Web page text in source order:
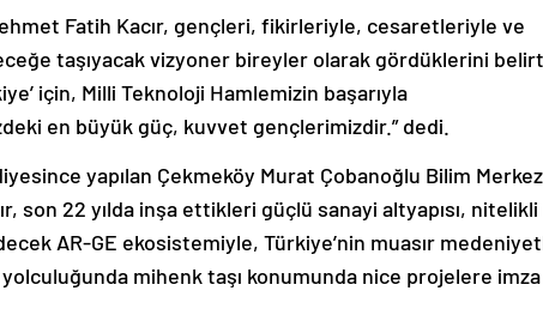
Fatih Kacır, gençleri, fikirleriyle, cesaretleriyle ve
taşıyacak vizyoner bireyler olarak gördüklerini
için, Milli Teknoloji Hamlemizin başarıyla
en büyük güç, kuvvet gençlerimizdir.” dedi.
yapılan Çekmeköy Murat Çobanoğlu Bilim
son 22 yılda inşa ettikleri güçlü sanayi altyapısı,
AR-GE ekosistemiyle, Türkiye’nin muasır
mihenk taşı konumunda nice projelere imza